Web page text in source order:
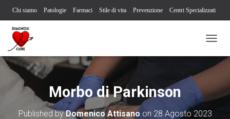
Chi siamo Patologie Farmaci Stile di vita Prevenzione Centri Specializzati
Associazioni Pazienti
A
V
I
Morbo di Parkinson
Published byDomenico Attisano on 28 Agosto 2023